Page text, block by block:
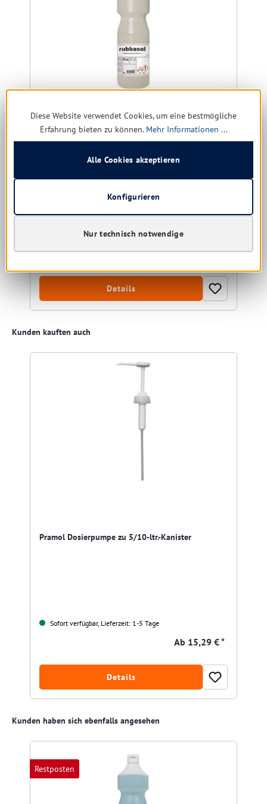
Pramol Staplerspurenentferner
Nur für Gewerbe
19,29 €(32.14% gespart)
Details
Produktgalerie überspringen
Kunden kauften auch
Pramol Dosierpumpe zu 5/10-ltr.-Kanister
Sofort verfügbar, Lieferzeit: 1-5 Tage
Ab 15,29 € *
Details
Produktgalerie überspringen
Kunden haben sich ebenfalls angesehen
Restposten
Diese Website verwendet Cookies, um eine bestmögliche
Erfahrung bieten zu können. Mehr Informationen ...
Nur technisch notwendige
Konfigurieren
Alle Cookies akzeptieren